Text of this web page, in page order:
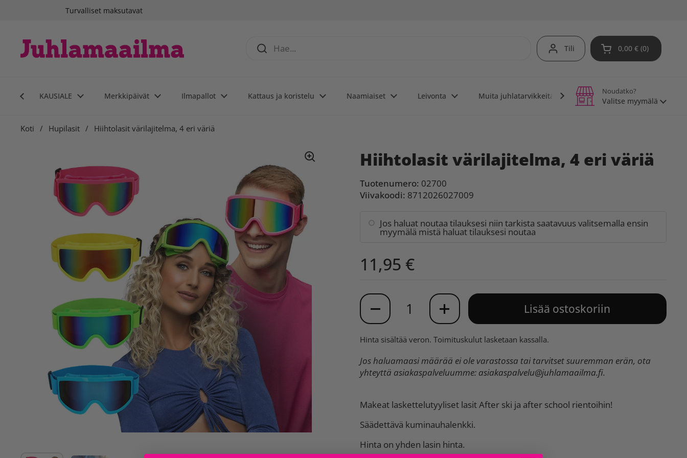
Turvalliset maksutavat
Tili Avaa ostoskori
0,00 € 0
KAUSIALE Merkkipäivät Ilmapallot Kattaus ja koristelu Naamiaiset Leivonta Muita juhlatarvikkeita Teemajuhlat
Noudatko?
Valitse myymälä
Koti / Hupilasit / Hiihtolasit värilajitelma, 4 eri väriä
Hiihtolasit värilajitelma, 4 eri väriä
Tuotenumero: 02700
Viivakoodi: 8712026027009
Jos haluat noutaa tilauksesi niin tarkista saatavuus valitsemalla ensin
myymälä mistä haluat tilauksesi noutaa
11,95 €
Määrä
Lisää ostoskoriin
Hinta sisältää veron. Toimituskulut lasketaan kassalla.
Jos haluamaasi määrää ei ole varastossa tai tarvitset suuremman erän, ota
yhteyttä asiakaspalveluumme: asiakaspalvelu@juhlamaailma.fi.
Makeat laskettelutyyliset lasit After ski ja after school rientoihin!
Säädettävä kuminauhalenkki.
Hinta on yhden lasin hinta.